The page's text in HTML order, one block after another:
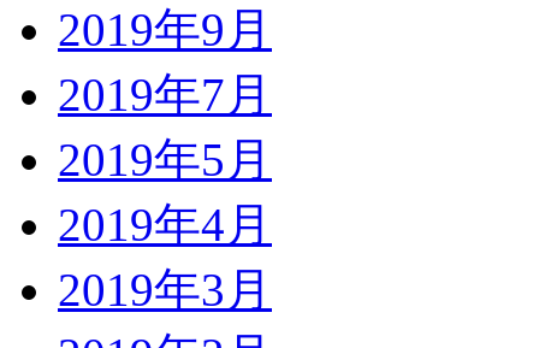
2019年9月
2019年7月
2019年5月
2019年4月
2019年3月